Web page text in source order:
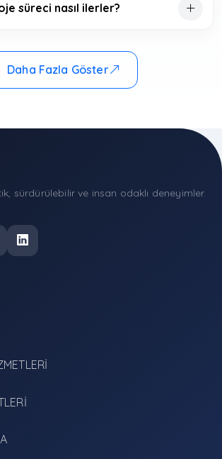
süreci nasıl ilerler?
Daha Fazla Göster
sürdürülebilir ve insan odaklı deneyimler.